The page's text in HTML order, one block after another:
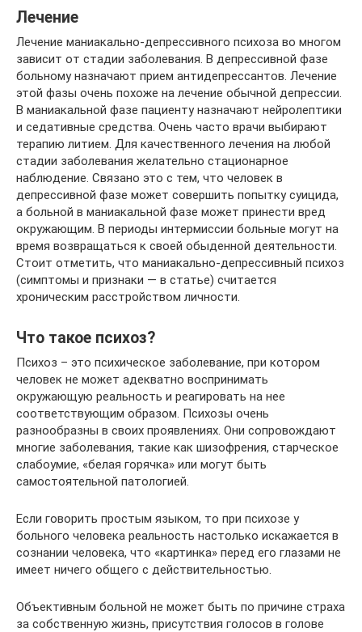
Лечение
Лечение маниакально-депрессивного психоза во многом
зависит от стадии заболевания. В депрессивной фазе
больному назначают прием антидепрессантов. Лечение
этой фазы очень похоже на лечение обычной депрессии.
В маниакальной фазе пациенту назначают нейролептики
и седативные средства. Очень часто врачи выбирают
терапию литием. Для качественного лечения на любой
стадии заболевания желательно стационарное
наблюдение. Связано это с тем, что человек в
депрессивной фазе может совершить попытку суицида,
а больной в маниакальной фазе может принести вред
окружающим. В периоды интермиссии больные могут на
время возвращаться к своей обыденной деятельности.
Стоит отметить, что маниакально-депрессивный психоз
(симптомы и признаки — в статье) считается
хроническим расстройством личности.
Что такое психоз?
Психоз – это психическое заболевание, при котором
человек не может адекватно воспринимать
окружающую реальность и реагировать на нее
соответствующим образом. Психозы очень
разнообразны в своих проявлениях. Они сопровождают
многие заболевания, такие как шизофрения, старческое
слабоумие, «белая горячка» или могут быть
самостоятельной патологией.
Если говорить простым языком, то при психозе у
больного человека реальность настолько искажается в
сознании человека, что «картинка» перед его глазами не
имеет ничего общего с действительностью.
Объективным больной не может быть по причине страха
за собственную жизнь, присутствия голосов в голове